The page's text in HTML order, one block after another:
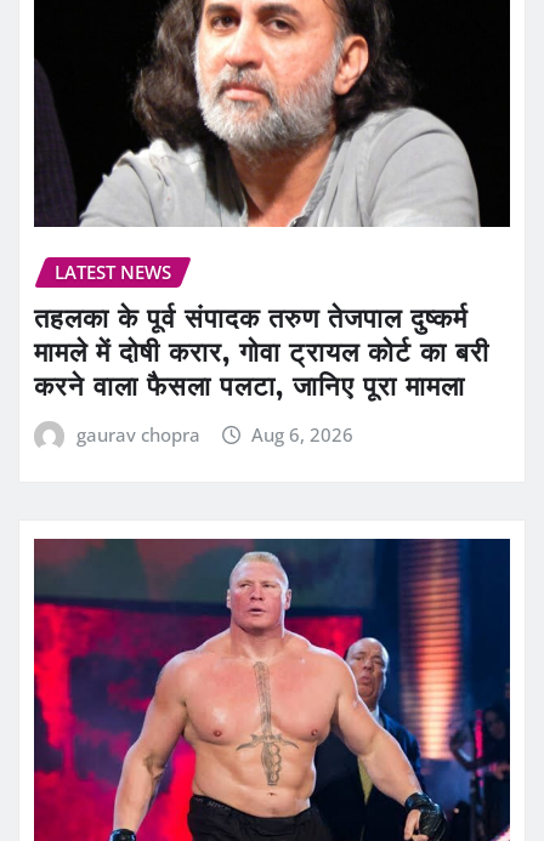
LATEST NEWS
तहलका के पूर्व संपादक तरुण तेजपाल दुष्कर्म
मामले में दोषी करार, गोवा ट्रायल कोर्ट का बरी
करने वाला फैसला पलटा, जानिए पूरा मामला
gaurav chopra Aug 6, 2026